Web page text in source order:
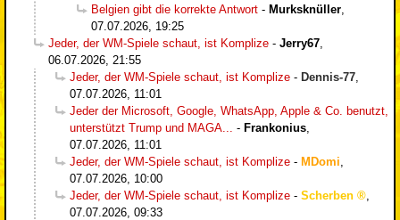
Belgien gibt die korrekte Antwort - Murksknüller
07.07.2026, 19:25
Jeder, der WM-Spiele schaut, ist Komplize - Jerry67
06.07.2026, 21:55
Jeder, der WM-Spiele schaut, ist Komplize - Dennis-77
07.07.2026, 11:01
Jeder der Microsoft, Google, WhatsApp, Apple & Co. benutzt,
unterstützt Trump und MAGA...
- Frankonius
07.07.2026, 11:01
Jeder, der WM-Spiele schaut, ist Komplize - MDomi
07.07.2026, 10:00
Jeder, der WM-Spiele schaut, ist Komplize - Scherben
07.07.2026, 09:33